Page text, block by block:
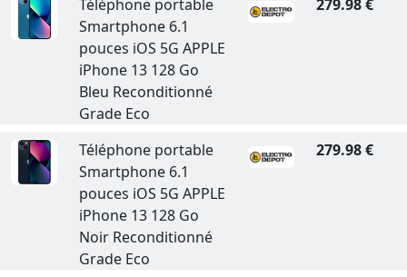
Téléphone portable
Smartphone 6.1
pouces iOS 5G APPLE
iPhone 13 128 Go
Bleu Reconditionné
Grade Eco
279.98 €
Téléphone portable
Smartphone 6.1
pouces iOS 5G APPLE
iPhone 13 128 Go
Noir Reconditionné
Grade Eco
279.98 €